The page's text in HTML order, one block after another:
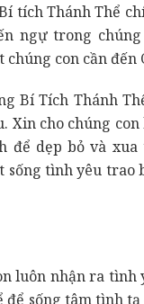
tích Thánh Thể
ngự trong
con cần đến
Bí Tích Thánh
Xin cho chúng
để dẹp bỏ và
tình yêu trao
luôn nhận ra tình
sống tâm tình